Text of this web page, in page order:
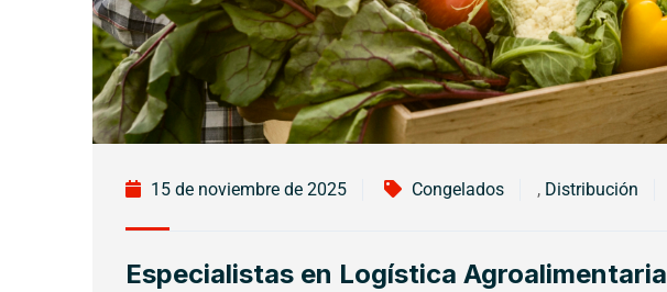
15 de noviembre de 2025 Congelados , Distribución
Especialistas en Logística Agroalimentaria